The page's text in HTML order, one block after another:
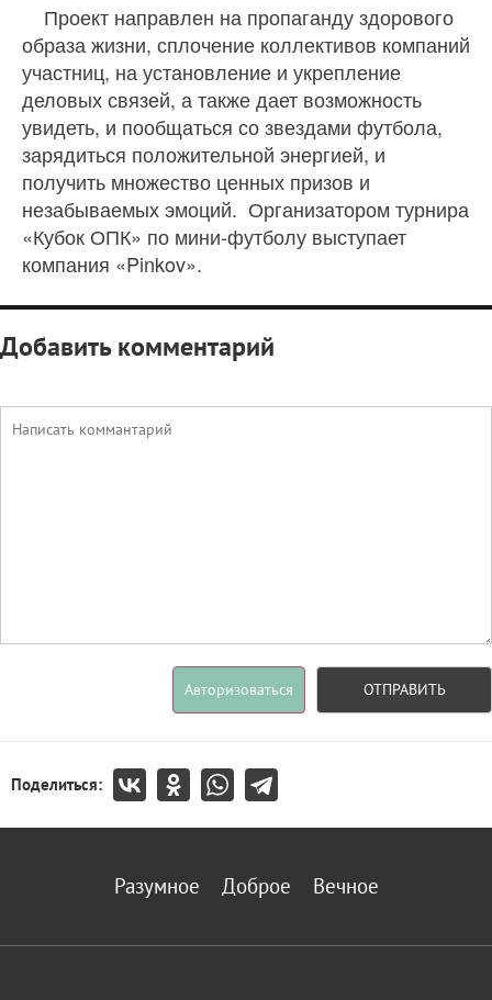
Проект направлен на пропаганду здорового
образа жизни, сплочение коллективов компаний
участниц, на установление и укрепление
деловых связей, а также дает возможность
увидеть, и пообщаться со звездами футбола,
зарядиться положительной энергией, и
получить множество ценных призов и
незабываемых эмоций. Организатором турнира
«Кубок ОПК» по мини-футболу выступает
компания «Pinkov».
Добавить комментарий
Авторизоваться ОТПРАВИТЬ
Поделиться:
Разумное Доброе Вечное